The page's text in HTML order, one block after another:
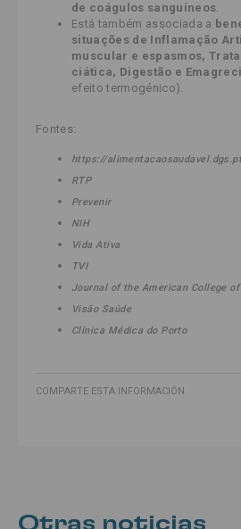
de coágulos sanguíneos.
Está também associada a
situações de Inflamação
muscular e espasmos,
ciática, Digestão e
efeito termogénico).
Fontes:
https://
RTP
Prevenir
NIH
Vida Ativa
TVI
Journal of the American College
Visão Saúde
Clínica Médica do Porto
COMPARTE ESTA INFORMACIÓN
Otras noticias